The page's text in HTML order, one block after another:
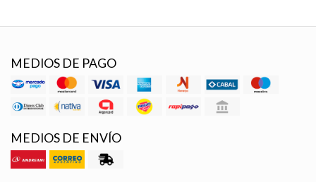
MEDIOS DE PAGO
MEDIOS DE ENVÍO